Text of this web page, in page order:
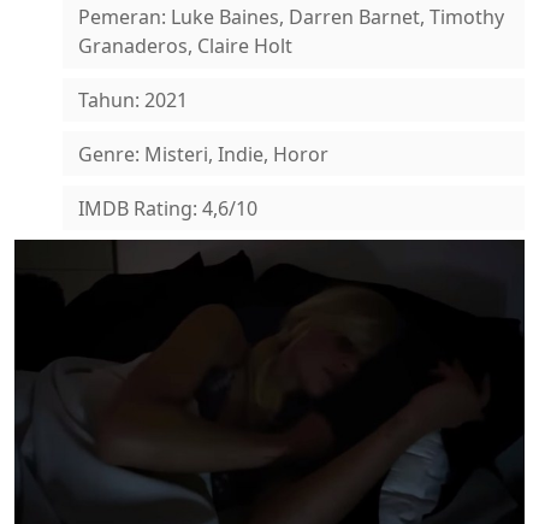
Pemeran: Luke Baines, Darren Barnet, Timothy
Granaderos, Claire Holt
Tahun: 2021
Genre: Misteri, Indie, Horor
IMDB Rating: 4,6/10